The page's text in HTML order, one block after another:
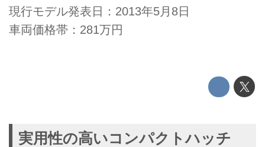
現行モデル発表日：2013年5月8日
車両価格帯：281万円
実用性の高いコンパクトハッチ